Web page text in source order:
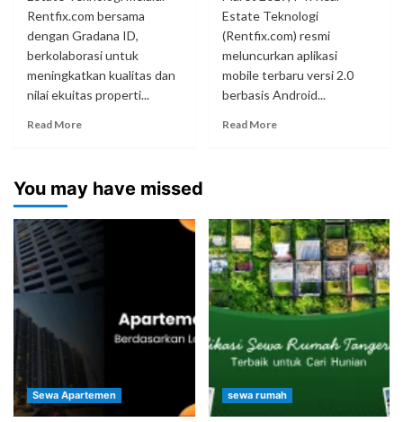
Rentfix.com bersama
dengan Gradana ID,
berkolaborasi untuk
meningkatkan kualitas dan
nilai ekuitas properti...
Read More
Estate Teknologi
(Rentfix.com) resmi
meluncurkan aplikasi
mobile terbaru versi 2.0
berbasis Android...
Read More
You may have missed
Sewa Apartemen sewa rumah